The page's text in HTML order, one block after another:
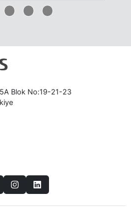
Blok No:19-21-23